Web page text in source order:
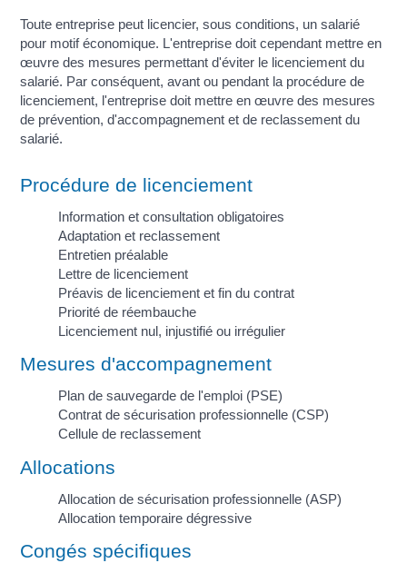
Toute entreprise peut licencier, sous conditions, un salarié
pour motif économique. L'entreprise doit cependant mettre en
œuvre des mesures permettant d'éviter le licenciement du
salarié. Par conséquent, avant ou pendant la procédure de
licenciement, l'entreprise doit mettre en œuvre des mesures
de prévention, d'accompagnement et de reclassement du
salarié.
Procédure de licenciement
Information et consultation obligatoires
Adaptation et reclassement
Entretien préalable
Lettre de licenciement
Préavis de licenciement et fin du contrat
Priorité de réembauche
Licenciement nul, injustifié ou irrégulier
Mesures d'accompagnement
Plan de sauvegarde de l'emploi (PSE)
Contrat de sécurisation professionnelle (CSP)
Cellule de reclassement
Allocations
Allocation de sécurisation professionnelle (ASP)
Allocation temporaire dégressive
Congés spécifiques